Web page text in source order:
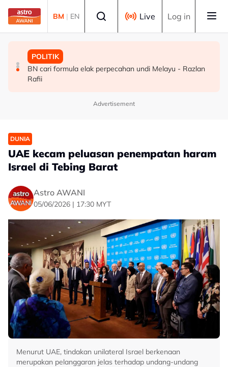
Skip to main content
BM | EN Live Log in
MALAYSIA
TH teliti memorandum NGO, terus laksana baki syor RCI
BISNES
Ringgit ditutup rendah berbanding dolar AS menjelang
pengumuman data pasaran buruh AS
POLITIK
BN cari formula elak perpecahan undi Melayu - Razlan
Rafii
Advertisement
DUNIA
UAE kecam peluasan penempatan haram
Israel di Tebing Barat
Astro AWANI
05/06/2026 | 17:30 MYT
Menurut UAE, tindakan unilateral Israel berkenaan
merupakan pelanggaran jelas terhadap undang-undang